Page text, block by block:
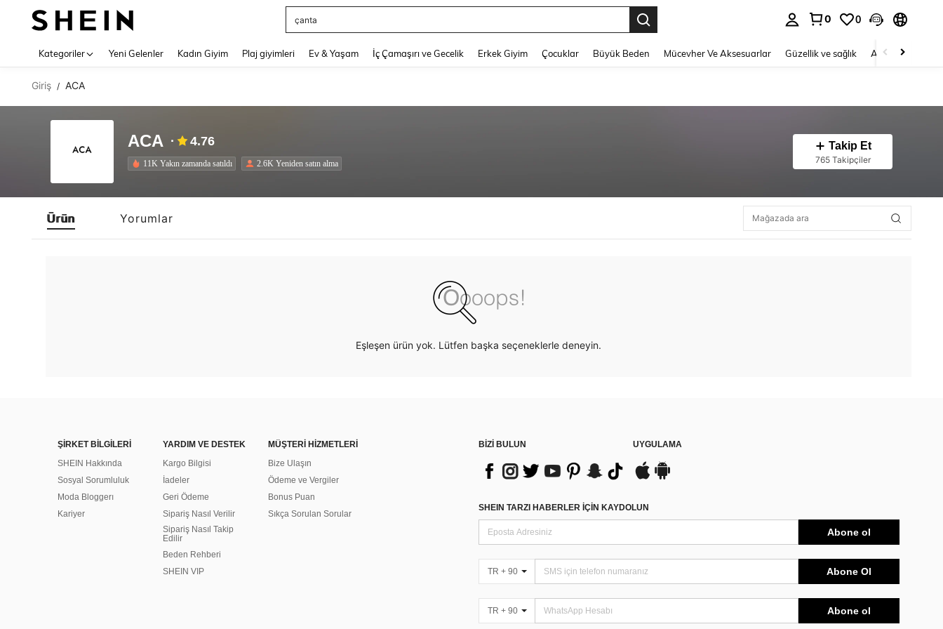
çanta
0 0
Kategoriler Yeni Gelenler Kadın Giyim Plaj giyimleri Ev & Yaşam İç Çamaşırı ve Gecelik Erkek Giyim Çocuklar Büyük Beden Mücevher Ve Aksesuarlar Güzellik ve sağlık Ayakkabı
Giriş / ACA
ACA 4.76
11K Yakın zamanda satıldı 2.6K Yeniden satın alma
Takip Et
765 Takipçiler
Ürün Yorumlar
Eşleşen ürün yok. Lütfen başka seçeneklerle deneyin.
ŞİRKET BİLGİLERİ
SHEIN Hakkında
Sosyal Sorumluluk
Moda Bloggerı
Kariyer
YARDIM VE DESTEK
Kargo Bilgisi
İadeler
Geri Ödeme
Sipariş Nasıl Verilir
Sipariş Nasıl Takip
Edilir
Beden Rehberi
SHEIN VIP
MÜŞTERİ HİZMETLERİ
Bize Ulaşın
Ödeme ve Vergiler
Bonus Puan
Sıkça Sorulan Sorular
BİZİ BULUN UYGULAMA
SHEIN TARZI HABERLER IÇIN KAYDOLUN
Abone ol
TR + 90 Abone Ol
TR + 90 Abone ol